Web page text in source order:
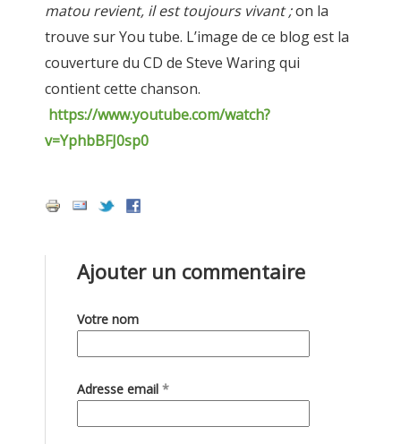
matou revient, il est toujours vivant ;on la
trouve sur You tube. L’image de ce blog est la
couverture du CD de Steve Waring qui
contient cette chanson.
https://www.youtube.com/watch?
v=YphbBFJ0sp0
Ajouter un commentaire
Votre nom
Adresse email *